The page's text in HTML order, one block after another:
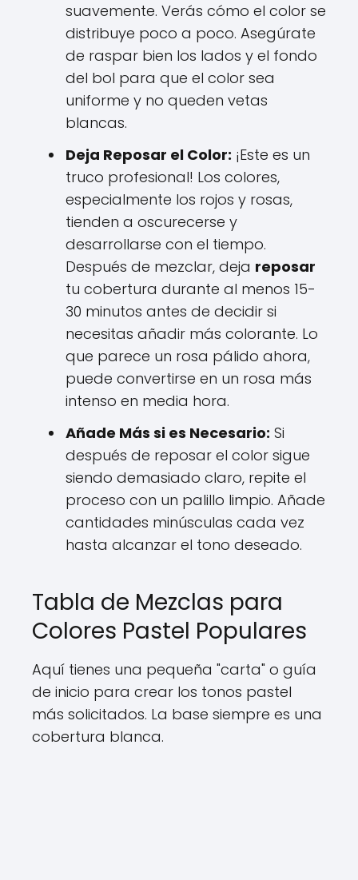
suavemente. Verás cómo el color se
distribuye poco a poco. Asegúrate
de raspar bien los lados y el fondo
del bol para que el color sea
uniforme y no queden vetas
blancas.
Deja Reposar el Color: ¡Este es un
truco profesional! Los colores,
especialmente los rojos y rosas,
tienden a oscurecerse y
desarrollarse con el tiempo.
Después de mezclar, deja reposar
tu cobertura durante al menos 15-
30 minutos antes de decidir si
necesitas añadir más colorante. Lo
que parece un rosa pálido ahora,
puede convertirse en un rosa más
intenso en media hora.
Añade Más si es Necesario: Si
después de reposar el color sigue
siendo demasiado claro, repite el
proceso con un palillo limpio. Añade
cantidades minúsculas cada vez
hasta alcanzar el tono deseado.
Tabla de Mezclas para
Colores Pastel Populares
Aquí tienes una pequeña "carta" o guía
de inicio para crear los tonos pastel
más solicitados. La base siempre es una
cobertura blanca.